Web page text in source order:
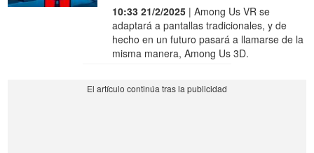
10:33 21/2/2025 | Among Us VR se
adaptará a pantallas tradicionales, y de
hecho en un futuro pasará a llamarse de la
misma manera, Among Us 3D.